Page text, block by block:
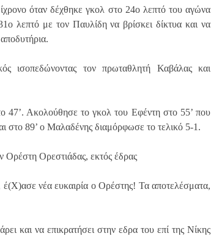
όταν δέχθηκε γκολ στο 24ο λεπτό του αγώνα
λεπτό με τον Παυλίδη να βρίσκει δίκτυα και να
ισοπεδώνοντας τον πρωταθλητή Καβάλας και
Ακολούθησε το γκολ του Εφέντη στο 55’ που
στο 89’ ο Μαλαδένης διαμόρφωσε το τελικό 5-1.
Ορέστη Ορεστιάδας, εκτός έδρας
νέα ευκαιρία ο Ορέστης! Τα αποτελέσματα,
και να επικρατήσει στην εδρα του επί της Νίκης